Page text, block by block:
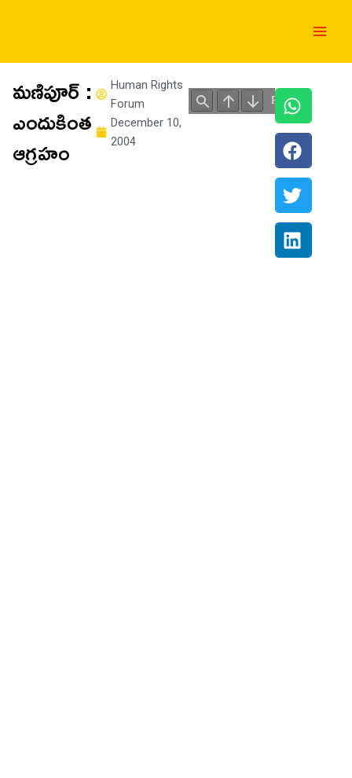
మణిపూర్ :
ఎందుకింత
ఆగ్రహం
Human Rights
Forum
December 10,
2004